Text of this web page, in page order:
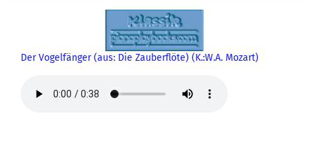
Der Vogelfänger (aus: Die Zauberflöte) (K.:W.A. Mozart)